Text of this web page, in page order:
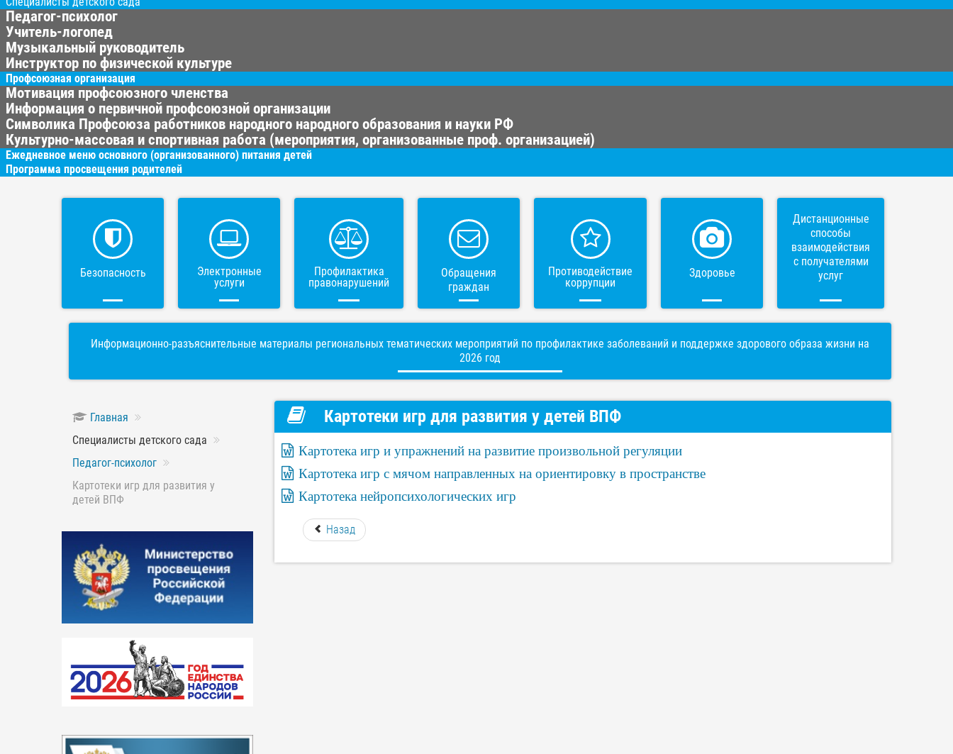
Педагог-психолог
Учитель-логопед
Музыкальный руководитель
Инструктор по физической культуре
Профсоюзная организация
Мотивация профсоюзного членства
Информация о первичной профсоюзной организации
Символика Профсоюза работников народного народного образования и науки РФ
Культурно-массовая и спортивная работа (мероприятия, организованные проф. организацией)
Ежедневное меню основного (организованного) питания детей
Программа просвещения родителей
Безопасность
Электронные
услуги
Профилактика
правонарушений
Обращения
граждан
Противодействие
коррупции
Здоровье
Дистанционные
способы
взаимодействия
с получателями
услуг
Информационно-разъяснительные материалы региональных тематических мероприятий по профилактике заболеваний и поддержке здорового образа жизни на
2026 год
Главная
Специалисты детского сада
Педагог-психолог
Картотеки игр для развития у
детей ВПФ
Картотеки игр для развития у детей ВПФ
Картотека игр и упражнений на развитие произвольной регуляции
Картотека игр с мячом направленных на ориентировку в пространстве
Картотека нейропсихологических игр
Назад